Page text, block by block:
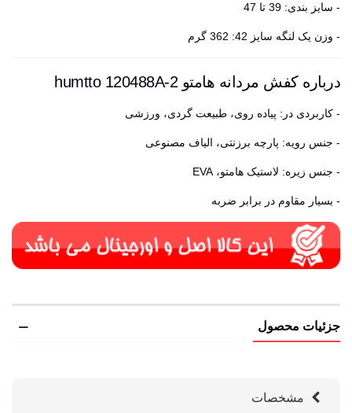
- سایز بندی: 39 تا 47
- وزن یک لنگه سایز 42: 362 گرم
درباره کفش مردانه هامتو humtto 120488A-2
- کاربردی در: پیاده روی، طبیعت گردی، ورزشی
- جنس رویه: پارچه برزنتی، الیاف مصنوعی
- جنس زیره: لاستیک هامتو، EVA
- بسیار مقاوم در برابر ضربه
جزئیات محصول
مشخصات